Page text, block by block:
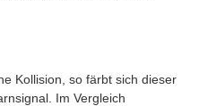
Kollision, so färbt sich dieser
Im Vergleich